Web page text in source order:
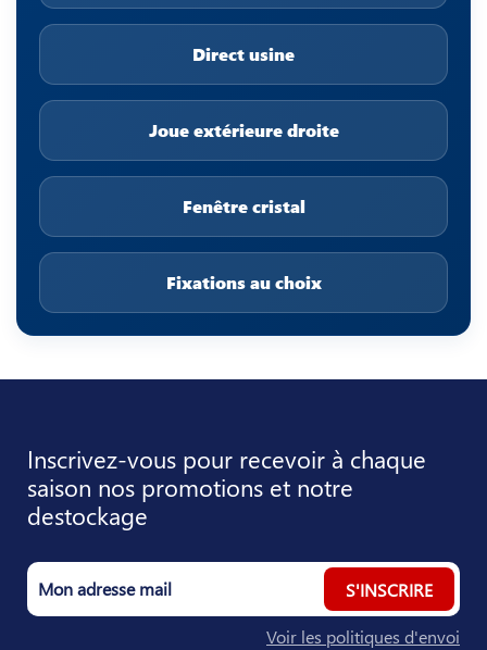
Direct usine
Joue extérieure droite
Fenêtre cristal
Fixations au choix
Inscrivez-vous pour recevoir à chaque
saison nos promotions et notre
destockage
S'INSCRIRE
Voir les politiques d'envoi